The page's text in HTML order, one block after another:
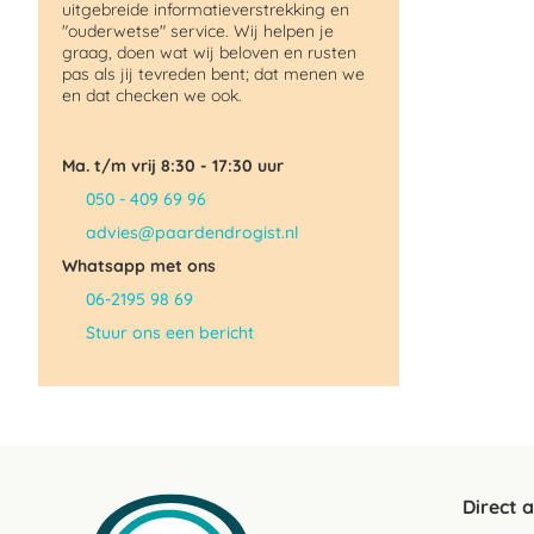
uitgebreide informatieverstrekking en
"ouderwetse" service. Wij helpen je
graag, doen wat wij beloven en rusten
pas als jij tevreden bent; dat menen we
en dat checken we ook.
Ma. t/m vrij 8:30 - 17:30 uur
050 - 409 69 96
advies@paardendrogist.nl
Whatsapp met ons
06-2195 98 69
Stuur ons een bericht
Direct